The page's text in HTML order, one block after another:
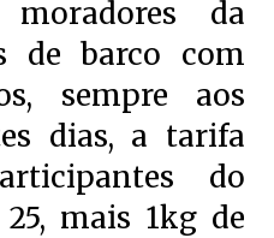
da
de barco com
sempre aos
dias, a tarifa
do
mais 1kg de